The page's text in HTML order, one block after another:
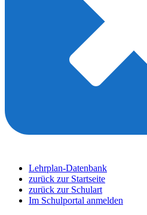
Lehrplan-Datenbank
zurück zur Startseite
zurück zur Schulart
Im Schulportal anmelden